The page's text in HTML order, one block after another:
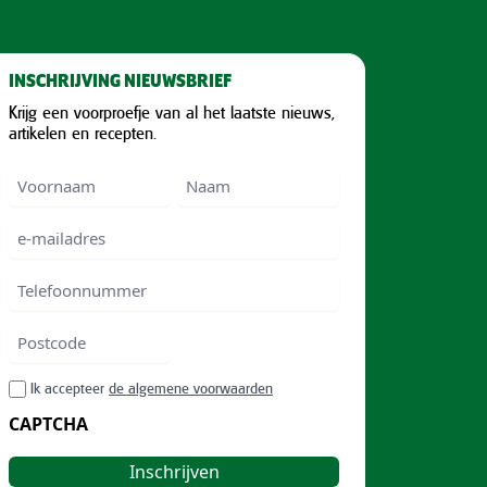
INSCHRIJVING NIEUWSBRIEF
Krijg een voorproefje van al het laatste nieuws,
artikelen en recepten.
Voornaam
Telefoonnummer
Postcode
ZIP
/
Postal
Code
RGPDIk accepteer de algemene voorwaarden
CAPTCHA